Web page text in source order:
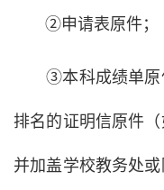
②申请表原件；
③本科成绩单原
排名的证明信原件
并加盖学校教务处